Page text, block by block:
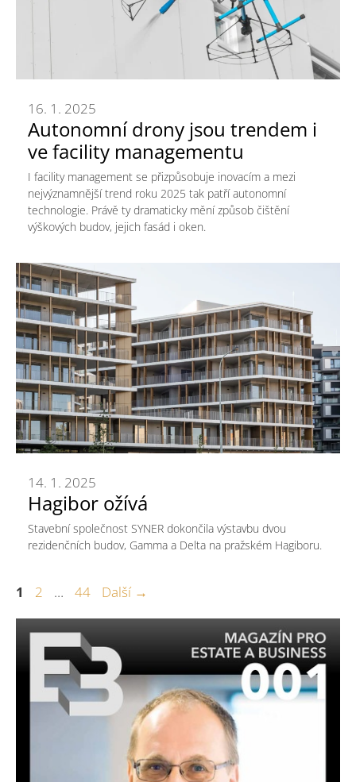
Autonomní drony jsou trendem i
ve facility managementu
16. 1. 2025
I facility management se přizpůsobuje inovacím a mezi
nejvýznamnější trend roku 2025 tak patří autonomní
technologie. Právě ty dramaticky mění způsob čištění
výškových budov, jejich fasád i oken.
Hagibor ožívá
14. 1. 2025
Stavební společnost SYNER dokončila výstavbu dvou
rezidenčních budov, Gamma a Delta na pražském Hagiboru.
Stránka
1 Stránka
2 … Stránka
44 Další →